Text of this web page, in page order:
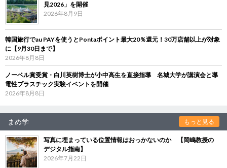
見2026」を開催
2026年8月9日
韓国旅行でau PAYを使うとPontaポイント最大20％還元！30万店舗以上が対象
に【9月30日まで】
2026年8月8日
ノーベル賞受賞・白川英樹博士が小中高生を直接指導 名城大学が講演会と導
電性プラスチック実験イベントを開催
2026年8月8日
まめ学 もっと見る
写真に埋まっている位置情報はおっかないのか 【岡嶋教授の
デジタル指南】
2026年7月22日